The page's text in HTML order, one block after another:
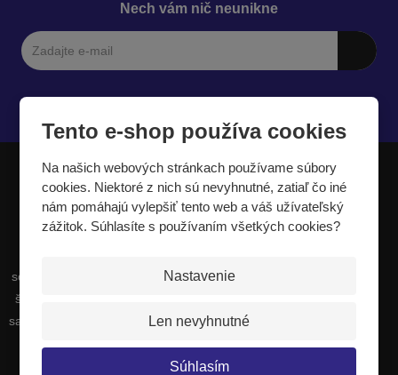
Tento e-shop používa cookies
Na našich webových stránkach používame súbory
cookies. Niektoré z nich sú nevyhnutné, zatiaľ čo iné
nám pomáhajú vylepšiť tento web a váš užívateľský
zážitok. Súhlasíte s používaním všetkých cookies?
Nastavenie
Len nevyhnutné
Súhlasím
Nech vám nič neunikne
JIPAST a.s.
sortimentu športových potrieb. Naša výroba sa
špecializuje najmä na dopadové plochy, ktoré
sa používajú všade tam, kde hrozí riziko pádu z